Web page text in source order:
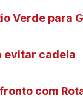
Verde para
evitar cadeia
com